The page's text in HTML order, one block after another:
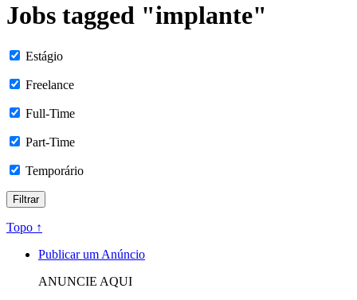
Jobs tagged "implante"
Estágio
Freelance
Full-Time
Part-Time
Temporário
Topo ↑
Publicar um Anúncio
ANUNCIE AQUI